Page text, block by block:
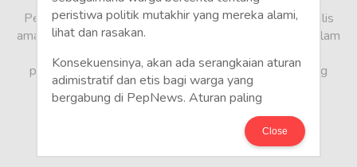
peristiwa politik mutakhir yang mereka alami,
lihat dan rasakan.
Konsekuensinya, akan ada serangkaian aturan
adimistratif dan etis bagi warga yang
bergabung di PepNews. Aturan paling
mendasar adalah setiap penulis wajib
menggunakan identitas asli sesuai kartu
keterangan penduduk. Demikian juga foto
Close
PepNews.com adalah media warga, tempat bagi penulis
amatir dan profesional menyampaikan berbagai opini dalam
pandang tidak biasa, yang berbeda dari sudut pandang
berita media arus utama.